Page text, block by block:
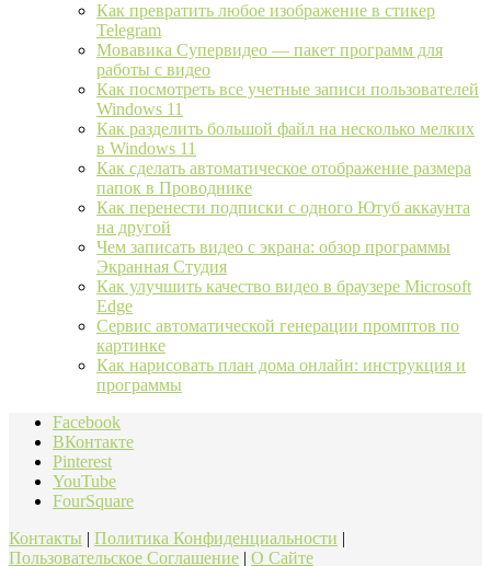
Как превратить любое изображение в стикер
Telegram
Мовавика Супервидео — пакет программ для
работы с видео
Как посмотреть все учетные записи пользователей
Windows 11
Как разделить большой файл на несколько мелких
в Windows 11
Как сделать автоматическое отображение размера
папок в Проводнике
Как перенести подписки с одного Ютуб аккаунта
на другой
Чем записать видео с экрана: обзор программы
Экранная Студия
Как улучшить качество видео в браузере Microsoft
Edge
Сервис автоматической генерации промптов по
картинке
Как нарисовать план дома онлайн: инструкция и
программы
Facebook
ВКонтакте
Pinterest
YouTube
FourSquare
Контакты | Политика Конфиденциальности |
Пользовательское Соглашение | О Сайте